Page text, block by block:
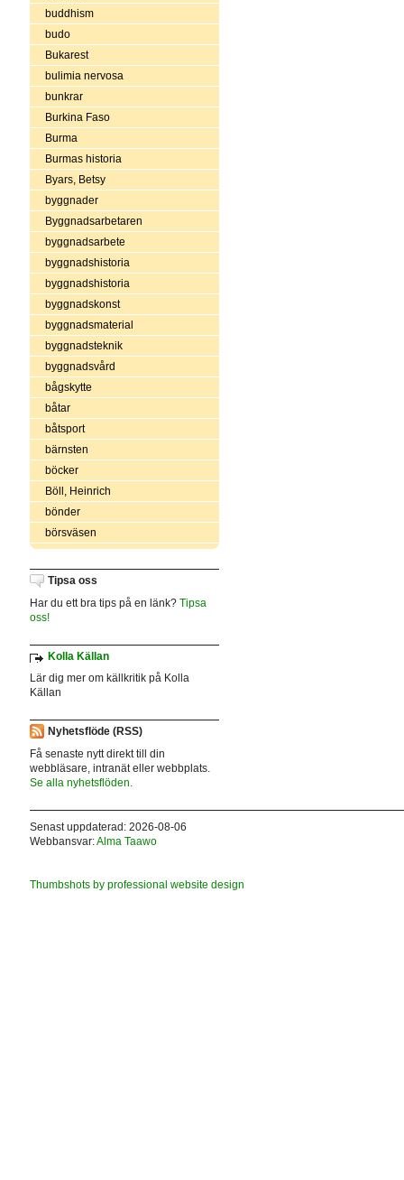
buddhism
budo
Bukarest
bulimia nervosa
bunkrar
Burkina Faso
Burma
Burmas historia
Byars, Betsy
byggnader
Byggnadsarbetaren
byggnadsarbete
byggnadshistoria
byggnadshistoria
byggnadskonst
byggnadsmaterial
byggnadsteknik
byggnadsvård
bågskytte
båtar
båtsport
bärnsten
böcker
Böll, Heinrich
bönder
börsväsen
Tipsa oss
Har du ett bra tips på en länk? Tipsa
oss!
Kolla Källan
Lär dig mer om källkritik på Kolla
Källan
Nyhetsflöde (RSS)
Få senaste nytt direkt till din
webbläsare, intranät eller webbplats.
Se alla nyhetsflöden.
Senast uppdaterad: 2026-08-06
Webbansvar:Alma Taawo
Thumbshots by professional website design